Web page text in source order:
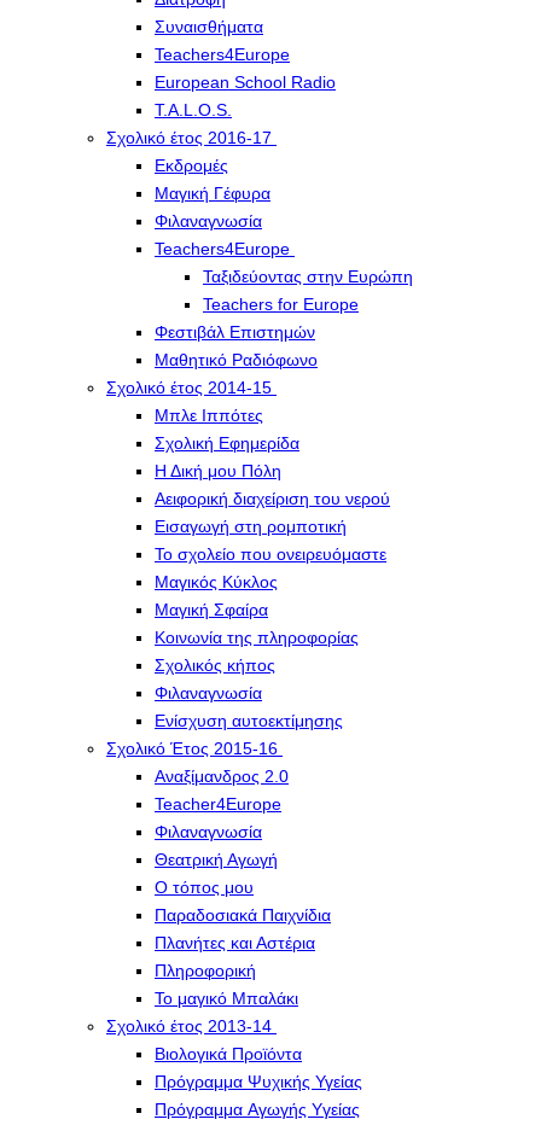
Συναισθήματα
Teachers4Europe
European School Radio
T.A.L.O.S.
Σχολικό έτος 2016-17
Εκδρομές
Μαγική Γέφυρα
Φιλαναγνωσία
Teachers4Europe
Ταξιδεύοντας στην Ευρώπη
Teachers for Europe
Φεστιβάλ Επιστημών
Μαθητικό Ραδιόφωνο
Σχολικό έτος 2014-15
Μπλε Ιππότες
Σχολική Εφημερίδα
Η Δική μου Πόλη
Αειφορική διαχείριση του νερού
Εισαγωγή στη ρομποτική
Το σχολείο που ονειρευόμαστε
Μαγικός Κύκλος
Μαγική Σφαίρα
Kοινωνία της πληροφορίας
Σχολικός κήπος
Φιλαναγνωσία
Eνίσχυση αυτοεκτίμησης
Σχολικό Έτος 2015-16
Αναξίμανδρος 2.0
Teacher4Europe
Φιλαναγνωσία
Θεατρική Αγωγή
Ο τόπος μου
Παραδοσιακά Παιχνίδια
Πλανήτες και Αστέρια
Πληροφορική
Το μαγικό Μπαλάκι
Σχολικό έτος 2013-14
Βιολογικά Προϊόντα
Πρόγραμμα Ψυχικής Υγείας
Πρόγραμμα Aγωγής Yγείας